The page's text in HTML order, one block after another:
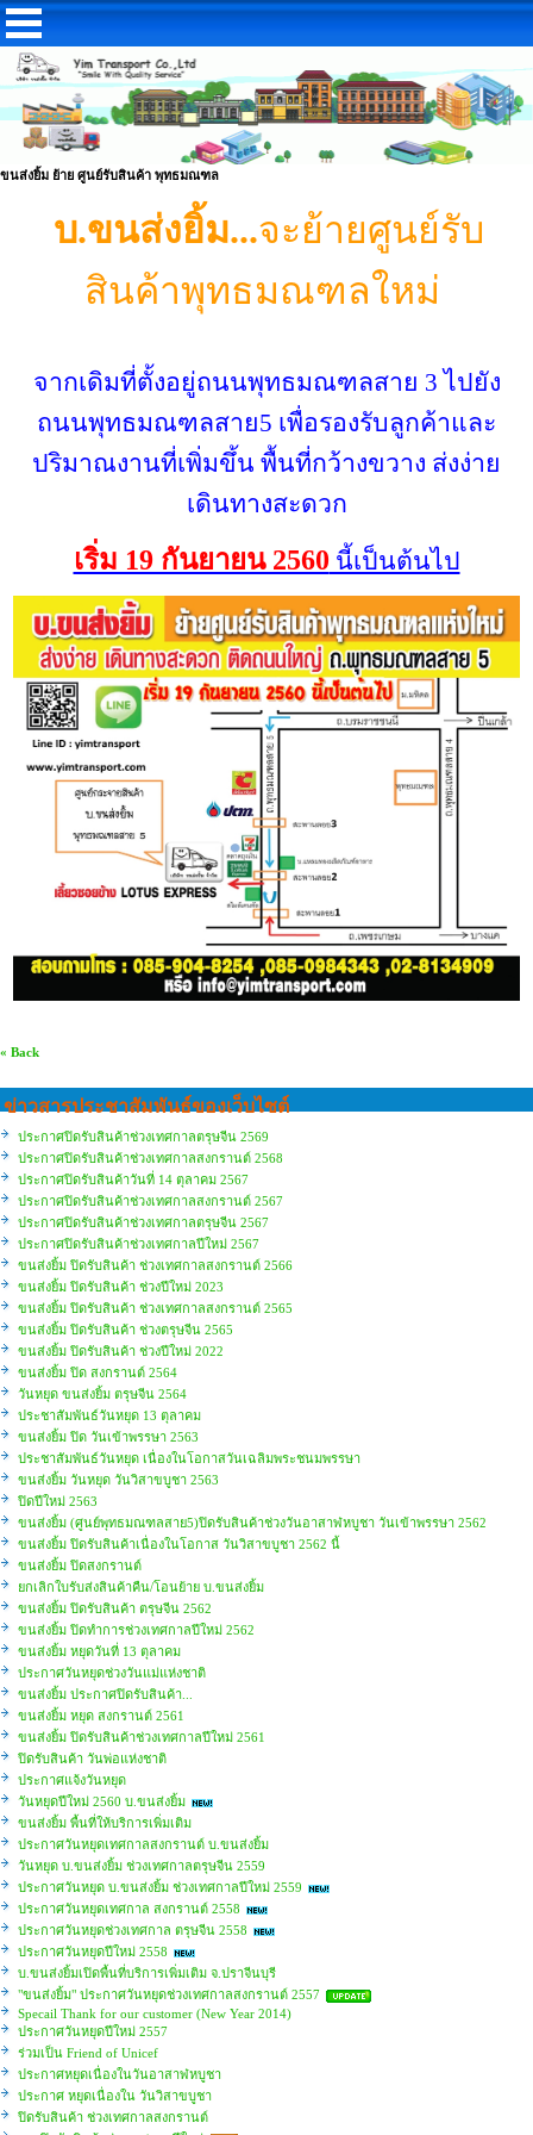
ขนส่งยิ้ม ย้าย ศูนย์รับสินค้า พุทธมณฑล
บ.ขนส่งยิ้ม...จะย้ายศูนย์รับ
สินค้าพุทธมณฑลใหม่
จากเดิมที่ตั้งอยู่ถนนพุทธมณฑลสาย 3 ไปยัง
ถนนพุทธมณฑลสาย5 เพื่อรองรับลูกค้าและ
ปริมาณงานที่เพิ่มขึ้น พื้นที่กว้างขวาง ส่งง่าย
เดินทางสะดวก
เริ่ม 19 กันยายน 2560 นี้เป็นต้นไป
« Back
ข่าวสารประชาสัมพันธ์ของเว็บไซต์
ประกาศปิดรับสินค้าช่วงเทศกาลตรุษจีน 2569
ประกาศปิดรับสินค้าช่วงเทศกาลสงกรานต์ 2568
ประกาศปิดรับสินค้าวันที่ 14 ตุลาคม 2567
ประกาศปิดรับสินค้าช่วงเทศกาลสงกรานต์ 2567
ประกาศปิดรับสินค้าช่วงเทศกาลตรุษจีน 2567
ประกาศปิดรับสินค้าช่วงเทศกาลปีใหม่ 2567
ขนส่งยิ้ม ปิดรับสินค้า ช่วงเทศกาลสงกรานต์ 2566
ขนส่งยิ้ม ปิดรับสินค้า ช่วงปีใหม่ 2023
ขนส่งยิ้ม ปิดรับสินค้า ช่วงเทศกาลสงกรานต์ 2565
ขนส่งยิ้ม ปิดรับสินค้า ช่วงตรุษจีน 2565
ขนส่งยิ้ม ปิดรับสินค้า ช่วงปีใหม่ 2022
ขนส่งยิ้ม ปิด สงกรานต์ 2564
วันหยุด ขนส่งยิ้ม ตรุษจีน 2564
ประชาสัมพันธ์วันหยุด 13 ตุลาคม
ขนส่งยิ้ม ปิด วันเข้าพรรษา 2563
ประชาสัมพันธ์วันหยุด เนื่องในโอกาสวันเฉลิมพระชนมพรรษา
ขนส่งยิ้ม วันหยุด วันวิสาขบูชา 2563
ปิดปีใหม่ 2563
ขนส่งยิ้ม (ศูนย์พุทธมณฑลสาย5)ปิดรับสินค้าช่วงวันอาสาฬหบูชา วันเข้าพรรษา 2562
ขนส่งยิ้ม ปิดรับสินค้าเนื่องในโอกาส วันวิสาขบูชา 2562 นี้
ขนส่งยิ้ม ปิดสงกรานต์
ยกเลิกใบรับส่งสินค้าคืน/โอนย้าย บ.ขนส่งยิ้ม
ขนส่งยิ้ม ปิดรับสินค้า ตรุษจีน 2562
ขนส่งยิ้ม ปิดทำการช่วงเทศกาลปีใหม่ 2562
ขนส่งยิ้ม หยุดวันที่ 13 ตุลาคม
ประกาศวันหยุดช่วงวันแม่แห่งชาติ
ขนส่งยิ้ม ประกาศปิดรับสินค้า...
ขนส่งยิ้ม หยุด สงกรานต์ 2561
ขนส่งยิ้ม ปิดรับสินค้าช่วงเทศกาลปีใหม่ 2561
ปิดรับสินค้า วันพ่อแห่งชาติ
ประกาศแจ้งวันหยุด
วันหยุดปีใหม่ 2560 บ.ขนส่งยิ้ม
ขนส่งยิ้ม พื้นที่ให้บริการเพิ่มเติม
ประกาศวันหยุดเทศกาลสงกรานต์ บ.ขนส่งยิ้ม
วันหยุด บ.ขนส่งยิ้ม ช่วงเทศกาลตรุษจีน 2559
ประกาศวันหยุด บ.ขนส่งยิ้ม ช่วงเทศกาลปีใหม่ 2559
ประกาศวันหยุดเทศกาล สงกรานต์ 2558
ประกาศวันหยุดช่วงเทศกาล ตรุษจีน 2558
ประกาศวันหยุดปีใหม่ 2558
บ.ขนส่งยิ้มเปิดพื้นที่บริการเพิ่มเติม จ.ปราจีนบุรี
"ขนส่งยิ้ม" ประกาศวันหยุดช่วงเทศกาลสงกรานต์ 2557
Specail Thank for our customer (New Year 2014)
ประกาศวันหยุดปีใหม่ 2557
ร่วมเป็น Friend of Unicef
ประกาศหยุดเนื่องในวันอาสาฬหบูชา
ประกาศ หยุดเนื่องใน วันวิสาขบูชา
ปิดรับสินค้า ช่วงเทศกาลสงกรานต์